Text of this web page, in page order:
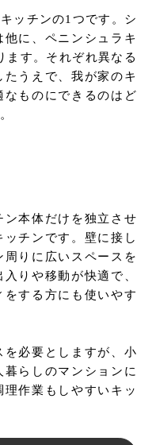
ッチンの1つです。シ
に、ペニンシュラキ
ます。それぞれ異なる
うえで、我が家のキ
なものにできるのはど
本体だけを独立させ
チンです。壁に接し
りに広いスペースを
りや移動が快適で、
する方にも使いやす
必要としますが、小
らしのマンションに
作業もしやすいキッ